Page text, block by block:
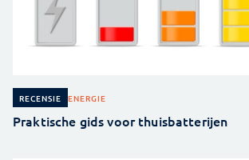
RECENSIE ENERGIE
Praktische gids voor thuisbatterijen